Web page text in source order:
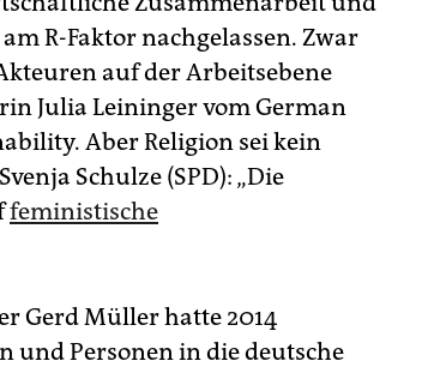
R-Faktor nachgelassen. Zwar
auf der Arbeitsebene
Julia Leininger vom German
Aber Religion sei kein
Schulze (SPD): „Die
feministische
Gerd Müller hatte 2014
und Personen in die deutsche